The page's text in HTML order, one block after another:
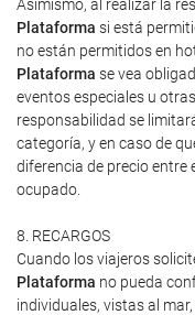
Asimismo, al realizar la
Plataforma si está
no están permitidos en
Plataforma se vea
eventos especiales u
responsabilidad se
categoría, y en caso de
diferencia de precio entre
ocupado.
8. RECARGOS
Cuando los viajeros
Plataforma no pueda
individuales, vistas al